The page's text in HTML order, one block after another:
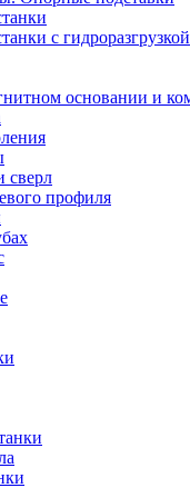
с гидроразгрузкой
основании и
сверл
профиля